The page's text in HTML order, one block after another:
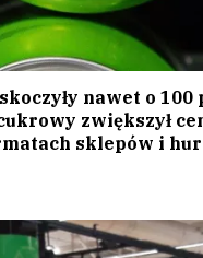
nawet o 100
zwiększył
sklepów i